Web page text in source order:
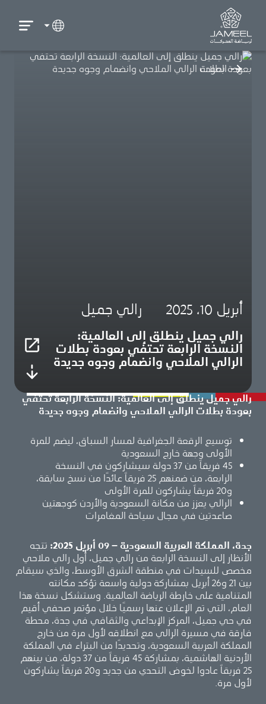
العودة
أبريل 10، 2025 رالي جميل
رالي جميل ينطلق إلى العالمية:
النسخة الرابعة تحتفي بعودة بطلات
الرالي الملاحي وانضمام وجوه جديدة
رالي جميل ينطلق إلى العالمية: النسخة الرابعة تحتفي
بعودة بطلات الرالي الملاحي وانضمام وجوه جديدة
توسيع الرقعة الجغرافية لمسار السباق، ليضم للمرة
الأولى وجهة خارج السعودية
45 فريقاً من 37 دولة سيشاركون في النسخة
الرابعة، من ضمنهم 25 فريقاً عائدًا من نسخ سابقة،
و20 فريقاً يشاركون للمرة الأولى
الرالي يعزز من مكانة السعودية والأردن كوجهتين
صاعدتين في مجال سياحة المغامرات
جدة، المملكة العربية السعودية – 09 أبريل 2025:
تتجه
الأنظار إلى النسخة الرابعة من رالي جميل، أول رالي ملاحي
مخصص للسيدات في منطقة الشرق الأوسط، والذي سيقام
بين 21 و26 أبريل بمشاركة دولية واسعة تؤكد مكانته
المتنامية على خارطة الرياضة العالمية. وستشكل نسخة هذا
العام، التي تم الإعلان عنها رسميًا خلال مؤتمر صحفي أقيم
في حي جميل، المركز الإبداعي والثقافي في جدة، محطة
فارقة في مسيرة الرالي مع انطلاقه لأول مرة من خارج
المملكة العربية السعودية، وتحديدًا من البتراء في المملكة
الأردنية الهاشمية، بمشاركة 45 فريقاً من 37 دولة، من بينهم
25 فريقاً عادوا لخوض التحدي من جديد و20 فريقاً يشاركون
لأول مرة.